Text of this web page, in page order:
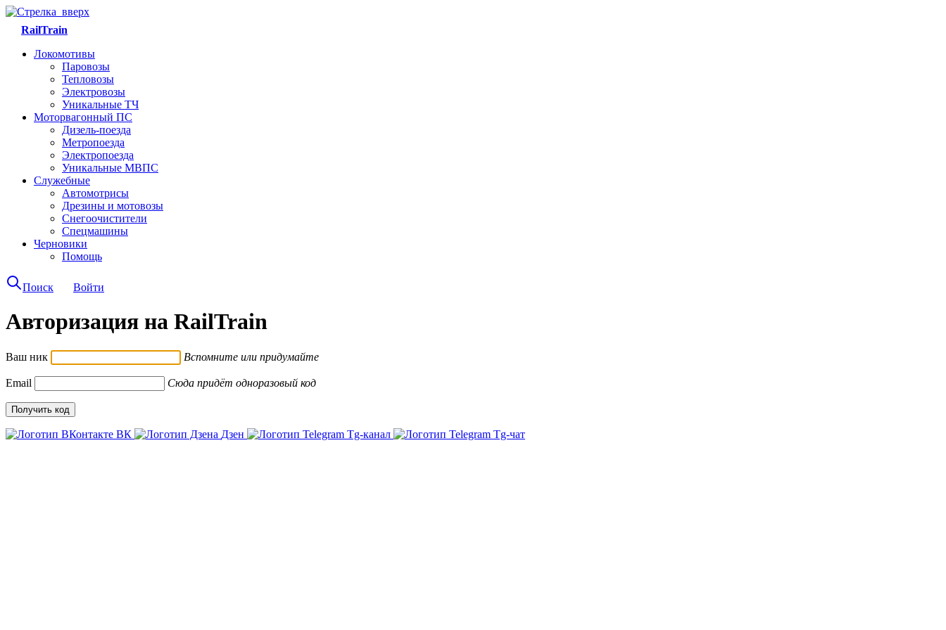
RailTrain
Локомотивы
Паровозы
Тепловозы
Электровозы
Уникальные ТЧ
Моторвагонный ПС
Дизель-поезда
Метропоезда
Электропоезда
Уникальные МВПС
Служебные
Автомотрисы
Дрезины и мотовозы
Снегоочистители
Спецмашины
Черновики
Помощь
Поиск Войти
Авторизация на RailTrain
Ваш ник Вспомните или придумайте
Email Сюда придёт одноразовый код
ВК Дзен Tg-канал Tg-чат